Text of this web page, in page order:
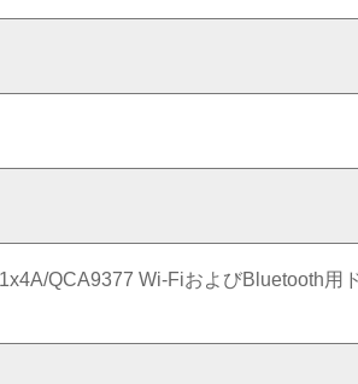
QCA9377 Wi-FiおよびBluetooth用